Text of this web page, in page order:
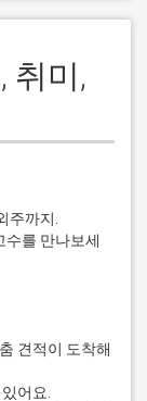
취미,
주까지.
수를 만나보세
견적이 도착해
어요.